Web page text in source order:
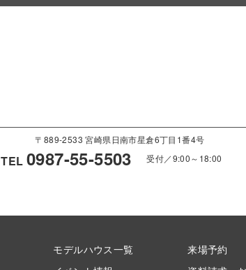
〒889-2533 宮崎県日南市星倉6丁目1番4号
TEL0987-55-5503 受付／9:00～18:00
モデルハウス一覧
来場予約